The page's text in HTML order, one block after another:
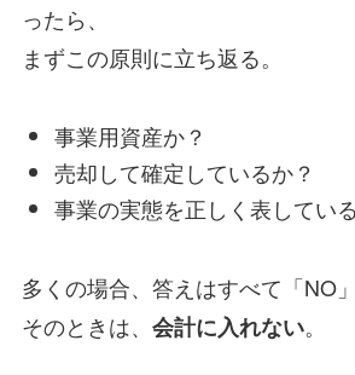
ったら、
まずこの原則に立ち返る。
事業用資産か？
売却して確定しているか？
事業の実態を正しく表してい
多くの場合、答えはすべて「NO」
そのときは、 会計に入れない。